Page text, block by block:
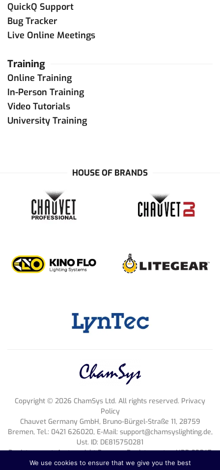
QuickQ Support
Bug Tracker
Live Online Meetings
Training
Online Training
In-Person Training
Video Tutorials
University Training
HOUSE OF BRANDS
Copyright © 2026 ChamSys Ltd. All rights reserved. Privacy
Policy
Chauvet Germany GmbH, Bruno-Bürgel-Straße 11, 28759
Bremen, Tel.: 0421 626020, E-Mail: support@chamsyslighting.de,
Ust. ID: DE815750281
Register court: Amtsgericht Bremen, Register entry: HRB 33047
HB, Geschäftsführung: Michael Brooksbank
We use cookies to ensure that we give you the best